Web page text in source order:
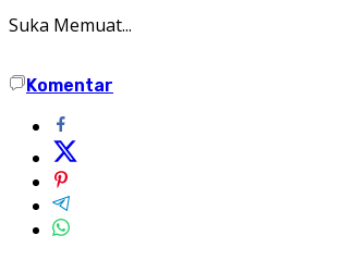
Suka Memuat...
Komentar